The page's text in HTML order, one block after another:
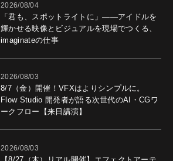
2026/08/04
「君も、スポットライトに」――アイドルを
輝かせる映像とビジュアルを現場でつくる、
imaginateの仕事
2026/08/03
8/7（金）開催！VFXはよりシンプルに。
Flow Studio 開発者が語る次世代のAI・CGワ
ークフロー【来日講演】
2026/08/03